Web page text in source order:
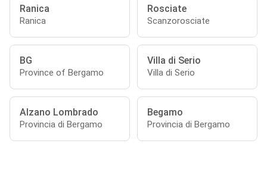
Ranica
Ranica
Rosciate
Scanzorosciate
BG
Province of Bergamo
Villa di Serio
Villa di Serio
Alzano Lombrado
Provincia di Bergamo
Begamo
Provincia di Bergamo